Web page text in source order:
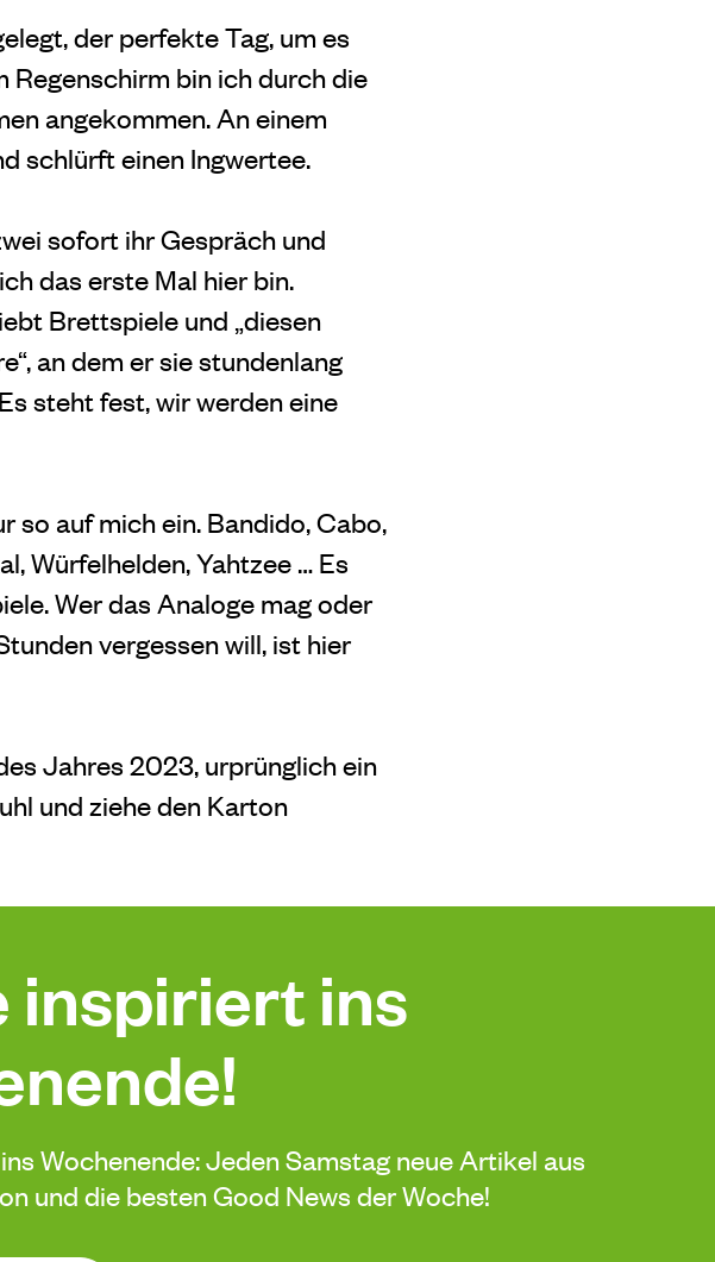
der perfekte Tag, um es
Regenschirm bin ich durch die
angekommen. An einem
schlürft einen Ingwertee.
sofort ihr Gespräch und
das erste Mal hier bin.
Brettspiele und „diesen
an dem er sie stundenlang
steht fest, wir werden eine
so auf mich ein. Bandido, Cabo,
Würfelhelden, Yahtzee … Es
Wer das Analoge mag oder
vergessen will, ist hier
Jahres 2023, urprünglich ein
und ziehe den Karton
inspiriert ins
Wochenende: Jeden Samstag neue Artikel aus
und die besten Good News der Woche!